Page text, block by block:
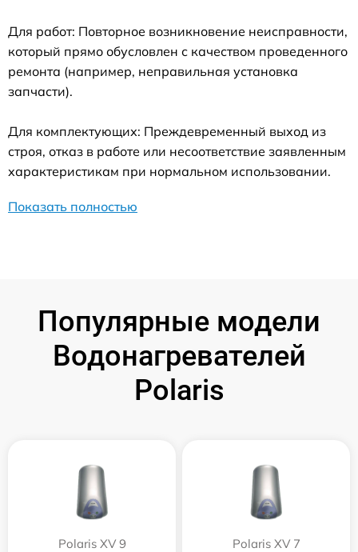
Для работ: Повторное возникновение неисправности,
который прямо обусловлен с качеством проведенного
ремонта (например, неправильная установка
запчасти).
Для комплектующих: Преждевременный выход из
строя, отказ в работе или несоответствие заявленным
характеристикам при нормальном использовании.
Показать полностью
Популярные модели
Водонагревателей
Polaris
Polaris XV 9 Polaris XV 7